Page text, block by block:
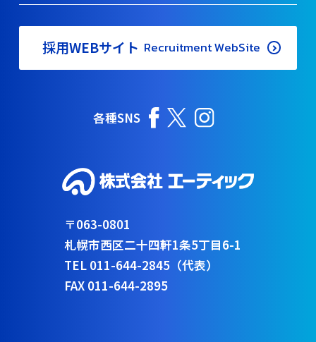
採用WEBサイト Recruitment WebSite
各種SNS
〒063-0801
札幌市西区二十四軒1条5丁目6-1
TEL 011-644-2845（代表）
FAX 011-644-2895